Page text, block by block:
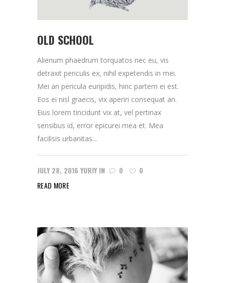
OLD SCHOOL
Alienum phaedrum torquatos nec eu, vis
detraxit periculis ex, nihil expetendis in mei.
Mei an pericula euripidis, hinc partem ei est.
Eos ei nisl graecis, vix aperiri consequat an.
Eius lorem tincidunt vix at, vel pertinax
sensibus id, error epicurei mea et. Mea
facilisis urbanitas...
JULY 28, 2016 YURIY IN 0
0
READ MORE